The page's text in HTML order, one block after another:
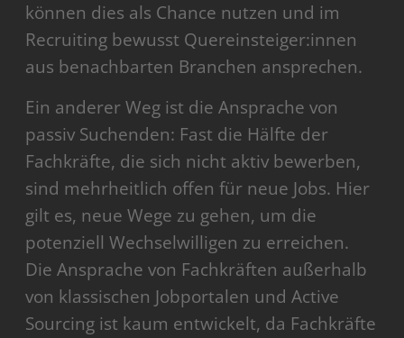
können dies als Chance nutzen und im
Recruiting bewusst Quereinsteiger:innen
aus benachbarten Branchen ansprechen.
Ein anderer Weg ist die Ansprache von
passiv Suchenden: Fast die Hälfte der
Fachkräfte, die sich nicht aktiv bewerben,
sind mehrheitlich offen für neue Jobs. Hier
gilt es, neue Wege zu gehen, um die
potenziell Wechselwilligen zu erreichen.
Die Ansprache von Fachkräften außerhalb
von klassischen Jobportalen und Active
Sourcing ist kaum entwickelt, da Fachkräfte